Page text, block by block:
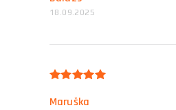
18.09.2025
Maruška